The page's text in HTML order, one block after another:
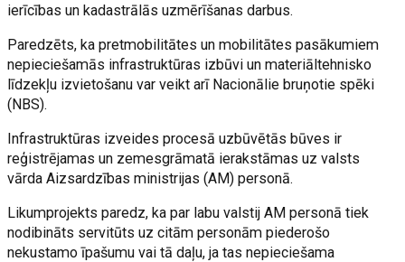
ierīcības un kadastrālās uzmērīšanas darbus.
Paredzēts, ka pretmobilitātes un mobilitātes pasākumiem
nepieciešamās infrastruktūras izbūvi un materiāltehnisko
līdzekļu izvietošanu var veikt arī Nacionālie bruņotie spēki
(NBS).
Infrastruktūras izveides procesā uzbūvētās būves ir
reģistrējamas un zemesgrāmatā ierakstāmas uz valsts
vārda Aizsardzības ministrijas (AM) personā.
Likumprojekts paredz, ka par labu valstij AM personā tiek
nodibināts servitūts uz citām personām piederošo
nekustamo īpašumu vai tā daļu, ja tas nepieciešama